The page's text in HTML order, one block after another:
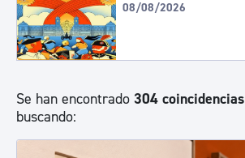
08/08/2026
Se han encontrado 304 coincidencias
buscando: